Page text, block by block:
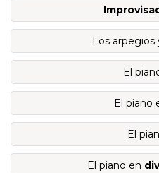
Los arpegios
El
El piano
El
El piano en